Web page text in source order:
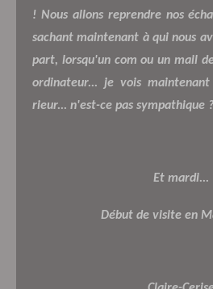
! Nous allons reprendre nos
sachant maintenant à qui nous
part, lorsqu'un com ou un mail
ordinateur... je vois
rieur... n'est-ce pas sympathique ?
Et mardi...
Début de visite en